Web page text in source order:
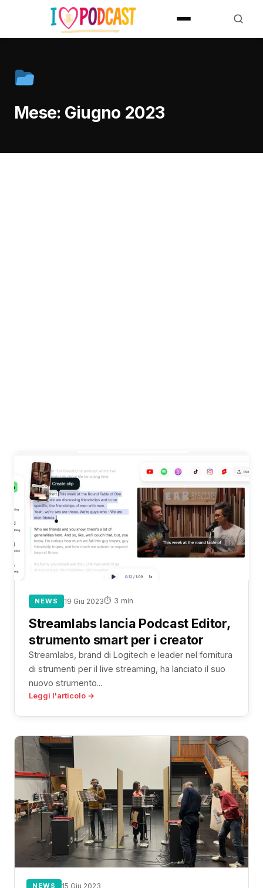
Mese: Giugno 2023
NEWS 19 Giu 2023⏱ 3 min
Streamlabs lancia Podcast Editor,
strumento smart per i creator
Streamlabs, brand di Logitech e leader nel fornitura
di strumenti per il live streaming, ha lanciato il suo
nuovo strumento...
Leggi l'articolo →
NEWS 15 Giu 2023